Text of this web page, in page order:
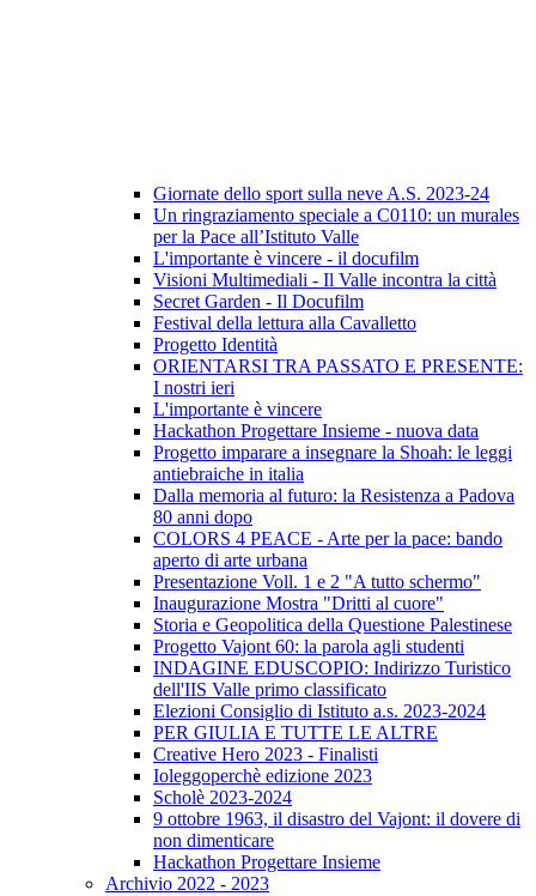
Giornate dello sport sulla neve A.S. 2023-24
Un ringraziamento speciale a C0110: un murales
per la Pace all’Istituto Valle
L'importante è vincere - il docufilm
Visioni Multimediali - Il Valle incontra la città
Secret Garden - Il Docufilm
Festival della lettura alla Cavalletto
Progetto Identità
ORIENTARSI TRA PASSATO E PRESENTE:
I nostri ieri
L'importante è vincere
Hackathon Progettare Insieme - nuova data
Progetto imparare a insegnare la Shoah: le leggi
antiebraiche in italia
Dalla memoria al futuro: la Resistenza a Padova
80 anni dopo
COLORS 4 PEACE - Arte per la pace: bando
aperto di arte urbana
Presentazione Voll. 1 e 2 "A tutto schermo"
Inaugurazione Mostra "Dritti al cuore"
Storia e Geopolitica della Questione Palestinese
Progetto Vajont 60: la parola agli studenti
INDAGINE EDUSCOPIO: Indirizzo Turistico
dell'IIS Valle primo classificato
Elezioni Consiglio di Istituto a.s. 2023-2024
PER GIULIA E TUTTE LE ALTRE
Creative Hero 2023 - Finalisti
Ioleggoperchè edizione 2023
Scholè 2023-2024
9 ottobre 1963, il disastro del Vajont: il dovere di
non dimenticare
Hackathon Progettare Insieme
Archivio 2022 - 2023